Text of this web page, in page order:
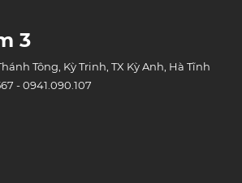
3
Tông, Kỳ Trinh, TX Kỳ Anh, Hà Tĩnh
- 0941.090.107